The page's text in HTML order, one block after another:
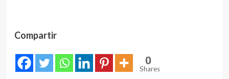
Compartir
0
Shares